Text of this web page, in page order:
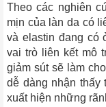
Theo các nghiên
mịn của làn da có
và elastin đang có
vai trò liên kết mô
giảm sút sẽ làm
dễ dàng nhận thấy
xuất hiện những